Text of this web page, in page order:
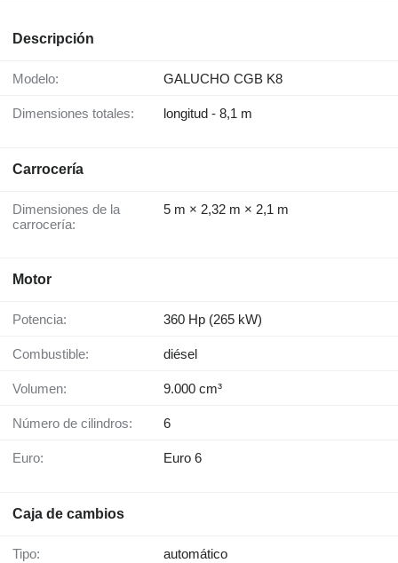
Descripción
Modelo: GALUCHO CGB K8
Dimensiones totales: longitud - 8,1 m
Carrocería
Dimensiones de la
carrocería:
5 m × 2,32 m × 2,1 m
Motor
Potencia: 360 Hp (265 kW)
Combustible: diésel
Volumen: 9.000 cm³
Número de cilindros: 6
Euro: Euro 6
Caja de cambios
Tipo: automático